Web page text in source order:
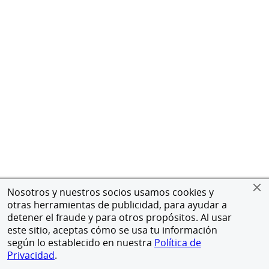
Nosotros y nuestros socios usamos cookies y
otras herramientas de publicidad, para ayudar a
detener el fraude y para otros propósitos. Al usar
este sitio, aceptas cómo se usa tu información
según lo establecido en nuestra Política de
Privacidad.